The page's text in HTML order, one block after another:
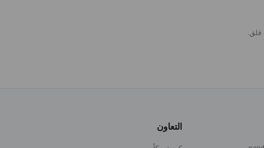
التعاون